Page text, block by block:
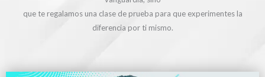
que te regalamos una clase de prueba para que experimentes la
diferencia por ti mismo.